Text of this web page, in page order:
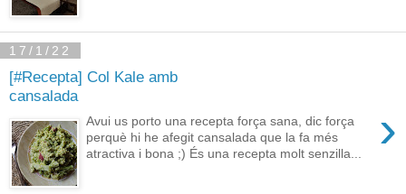
17/1/22
[#Recepta] Col Kale amb
cansalada
›
Avui us porto una recepta força sana, dic força
perquè hi he afegit cansalada que la fa més
atractiva i bona ;) És una recepta molt senzilla...